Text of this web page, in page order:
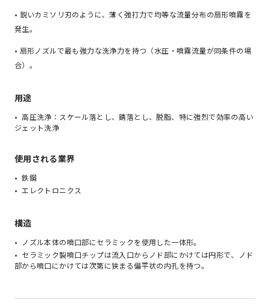
• 鋭いカミソリ刃のように、薄く強打力で均等な流量分布の扇形噴霧を
発生。
• 扇形ノズルで最も強力な洗浄力を持つ（水圧・噴霧流量が同条件の場
合）。
用途
高圧洗浄：スケール落とし、錆落とし、脱脂、特に強烈で効率の高い
ジェット洗浄
使用される業界
鉄鋼
エレクトロニクス
構造
ノズル本体の噴口部にセラミックを使用した一体形。
セラミック製噴口チップは流入口からノド部にかけては円形で、ノド
部から噴口にかけては次第に狭まる偏平状の内孔を持つ。